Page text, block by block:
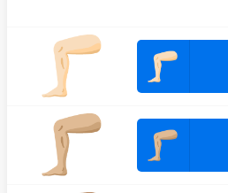
🦵🏻 🦵🏻
🦵🏼 🦵🏼